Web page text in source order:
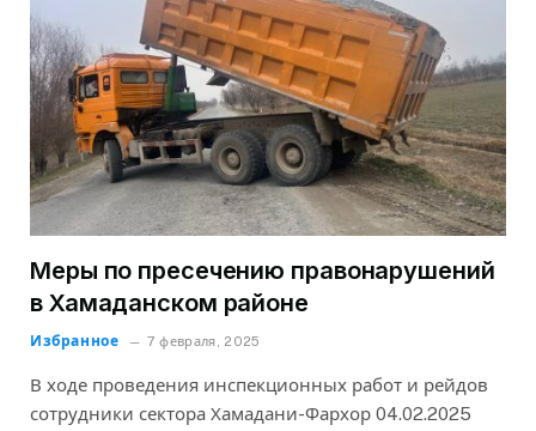
Меры по пресечению правонарушений
в Хамаданском районе
Избранное 7 февраля, 2025
В ходе проведения инспекционных работ и рейдов
сотрудники сектора Хамадани-Фархор 04.02.2025